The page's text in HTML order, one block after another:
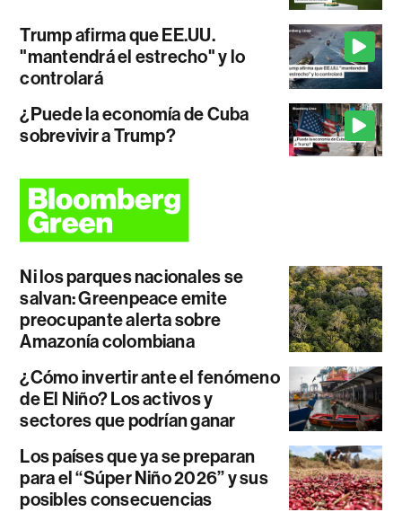
Trump afirma que EE.UU.
"mantendrá el estrecho" y lo
controlará
¿Puede la economía de Cuba
sobrevivir a Trump?
Ni los parques nacionales se
salvan: Greenpeace emite
preocupante alerta sobre
Amazonía colombiana
¿Cómo invertir ante el fenómeno
de El Niño? Los activos y
sectores que podrían ganar
Los países que ya se preparan
para el “Súper Niño 2026” y sus
posibles consecuencias